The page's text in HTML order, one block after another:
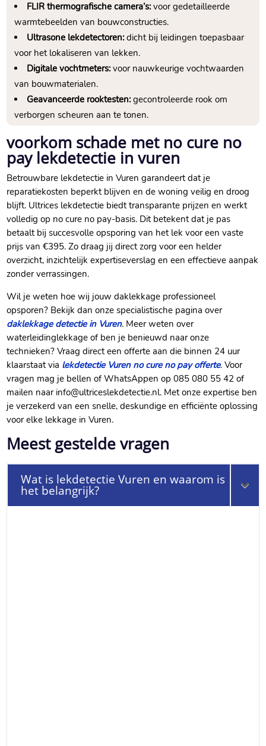
FLIR thermografische camera’s:voor gedetailleerde
warmtebeelden van bouwconstructies.
Ultrasone lekdetectoren:dicht bij leidingen toepasbaar
voor het lokaliseren van lekken.
Digitale vochtmeters:voor nauwkeurige vochtwaarden
van bouwmaterialen.
Geavanceerde rooktesten:gecontroleerde rook om
verborgen scheuren aan te tonen.
voorkom schade met no cure no
pay lekdetectie in vuren
Betrouwbare lekdetectie in Vuren garandeert dat je
reparatiekosten beperkt blijven en de woning veilig en droog
blijft. Ultrices lekdetectie biedt transparante prijzen en werkt
volledig op no cure no pay-basis. Dit betekent dat je pas
betaalt bij succesvolle opsporing van het lek voor een vaste
prijs van €395. Zo draag jij direct zorg voor een helder
overzicht, inzichtelijk expertiseverslag en een effectieve aanpak
zonder verrassingen.
Wil je weten hoe wij jouw daklekkage professioneel
opsporen? Bekijk dan onze specialistische pagina over
daklekkage detectie in Vuren. Meer weten over
waterleidinglekkage of ben je benieuwd naar onze
technieken? Vraag direct een offerte aan die binnen 24 uur
klaarstaat via lekdetectie Vuren no cure no pay offerte. Voor
vragen mag je bellen of WhatsAppen op 085 080 55 42 of
mailen naar info@ultriceslekdetectie.nl. Met onze expertise ben
je verzekerd van een snelle, deskundige en efficiënte oplossing
voor elke lekkage in Vuren.
Meest gestelde vragen
Wat is lekdetectie Vuren en waarom is
het belangrijk?